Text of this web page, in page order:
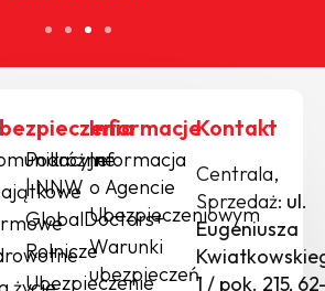
Podróżne
| NNW
GlobalDoctors+
Rolnicze
Ubezpieczenie
Informacje
Informacja
o Agencie
Ubezpieczeniowym
Warunki
ubezpieczeń
Kontakt
Centrala,
Sprzedaż: ul.
Eugeniusza
1 / pok. 215,